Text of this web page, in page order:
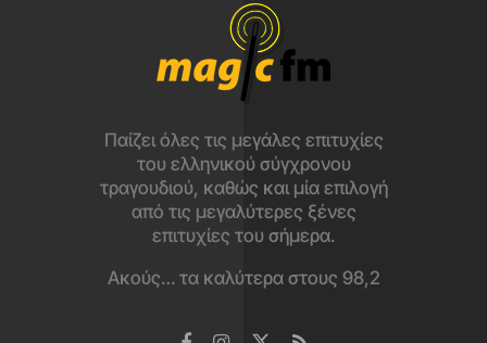
Παίζει όλες τις μεγάλες επιτυχίες
του ελληνικού σύγχρονου
τραγουδιού, καθώς και μία επιλογή
από τις μεγαλύτερες ξένες
επιτυχίες του σήμερα.
Ακούς… τα καλύτερα στους 98,2